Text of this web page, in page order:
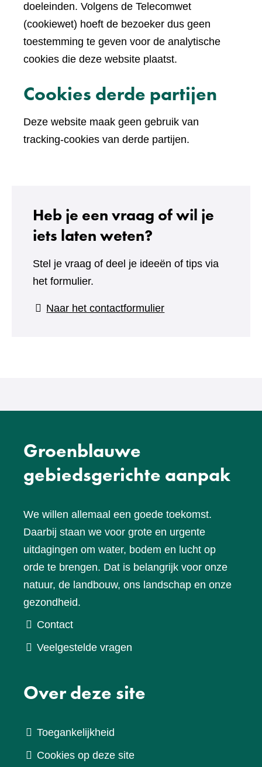
doeleinden. Volgens de Telecomwet
(cookiewet) hoeft de bezoeker dus geen
toestemming te geven voor de analytische
cookies die deze website plaatst.
Cookies derde partijen
Deze website maak geen gebruik van
tracking-cookies van derde partijen.
Heb je een vraag of wil je
iets laten weten?
Stel je vraag of deel je ideeën of tips via
het formulier.
Naar het contactformulier(verwijst
Groenblauwe
gebiedsgerichte aanpak
We willen allemaal een goede toekomst.
Daarbij staan we voor grote en urgente
uitdagingen om water, bodem en lucht op
orde te brengen. Dat is belangrijk voor onze
natuur, de landbouw, ons landschap en onze
gezondheid.
Contact
Veelgestelde vragen
Over deze site
Toegankelijkheid
Cookies op deze site